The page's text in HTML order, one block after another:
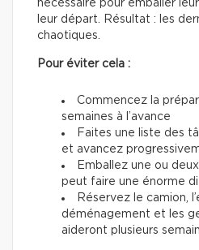
nécessaire pour emballer
leur départ. Résultat : les
chaotiques.
Pour éviter cela :
Commencez la
semaines à l’avance
Faites une liste des
et avancez
Emballez une ou
peut faire une énorme
Réservez le camion,
déménagement et les
aideront plusieurs